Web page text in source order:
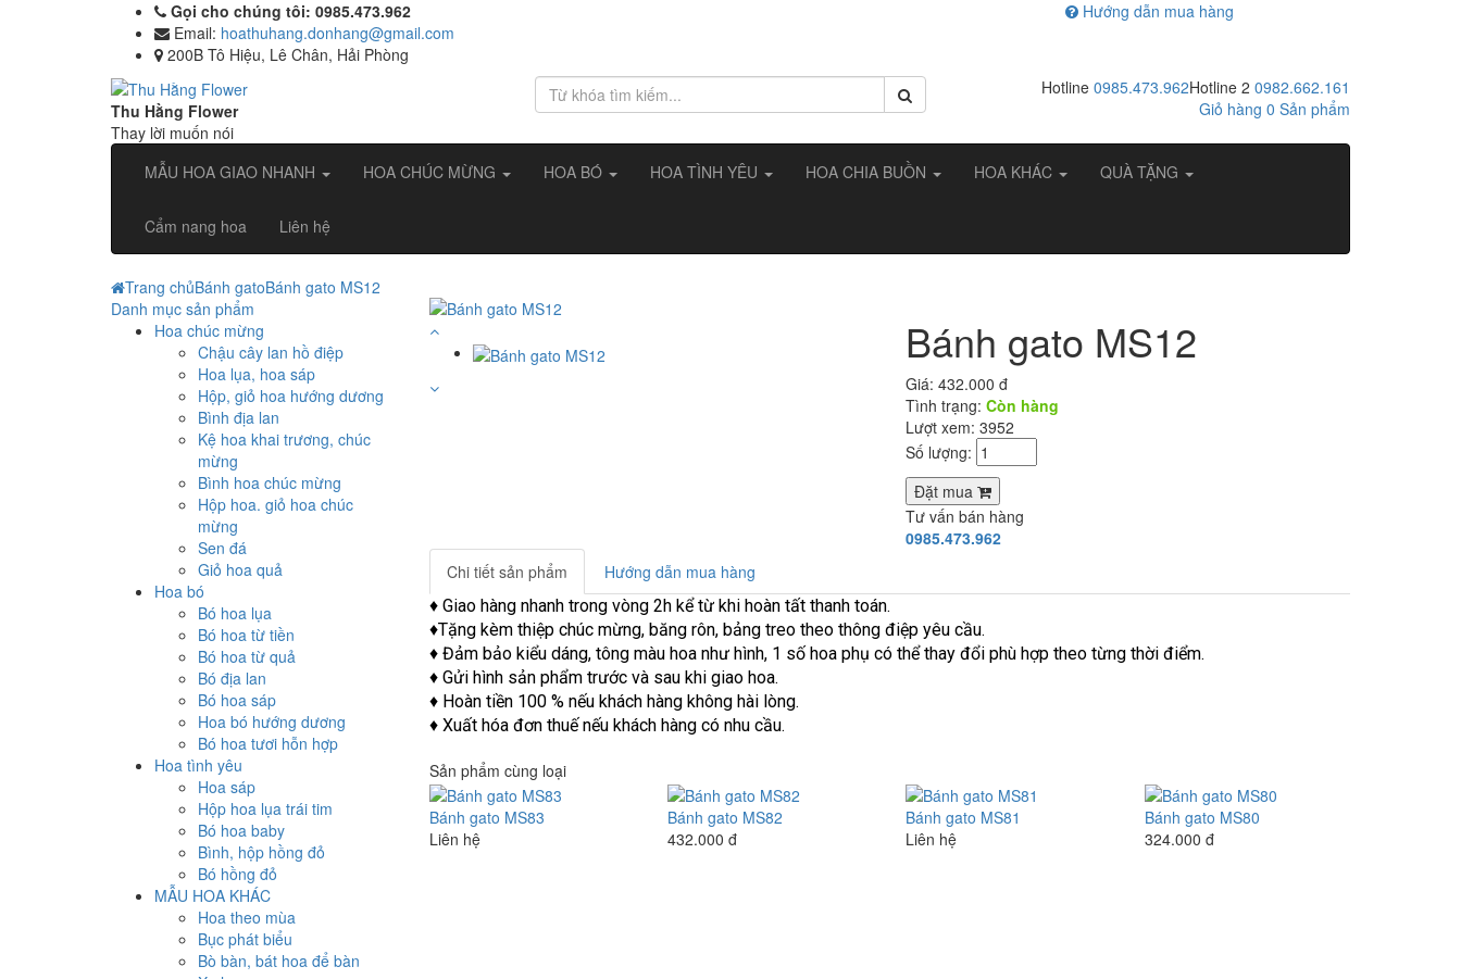
Gọi cho chúng tôi: 0985.473.962
Email: hoathuhang.donhang@gmail.com
200B Tô Hiệu, Lê Chân, Hải Phòng
Hướng dẫn mua hàng
Thu Hằng Flower
Thay lời muốn nói
Hotline 2 0982.662.161
Hotline 0985.473.962
Giỏ hàng 0 Sản phẩm
MẪU HOA GIAO NHANH HOA CHÚC MỪNG HOA BÓ HOA TÌNH YÊU HOA CHIA BUỒN HOA KHÁC QUÀ TẶNG
Cẩm nang hoa Liên hệ
Trang chủBánh gatoBánh gato MS12
Bánh gato MS12
Giá:432.000 đ
Tình trạng:Còn hàng
Lượt xem: 3952
Số lượng:
Đặt mua
Tư vấn bán hàng
0985.473.962
Chi tiết sản phẩm
Hướng dẫn mua hàng
♦ Giao hàng nhanh trong vòng 2h kể từ khi hoàn tất thanh toán.
♦Tặng kèm thiệp chúc mừng, băng rôn, bảng treo theo thông điệp yêu cầu.
♦ Đảm bảo kiểu dáng, tông màu hoa như hình, 1 số hoa phụ có thể thay đổi phù hợp theo từng thời điểm.
♦ Gửi hình sản phẩm trước và sau khi giao hoa.
♦ Hoàn tiền 100 % nếu khách hàng không hài lòng.
♦ Xuất hóa đơn thuế nếu khách hàng có nhu cầu.
Sản phẩm cùng loại
Bánh gato MS83
Liên hệ
Bánh gato MS82
432.000 đ
Bánh gato MS81
Liên hệ
Bánh gato MS80
324.000 đ
Danh mục sản phẩm
Hoa chúc mừng
Chậu cây lan hồ điệp
Hoa lụa, hoa sáp
Hộp, giỏ hoa hướng dương
Bình địa lan
Kệ hoa khai trương, chúc
mừng
Bình hoa chúc mừng
Hộp hoa. giỏ hoa chúc
mừng
Sen đá
Giỏ hoa quả
Hoa bó
Bó hoa lụa
Bó hoa từ tiền
Bó hoa từ quả
Bó địa lan
Bó hoa sáp
Hoa bó hướng dương
Bó hoa tươi hỗn hợp
Hoa tình yêu
Hoa sáp
Hộp hoa lụa trái tim
Bó hoa baby
Bình, hộp hồng đỏ
Bó hồng đỏ
MẪU HOA KHÁC
Hoa theo mùa
Bục phát biểu
Bò bàn, bát hoa để bàn